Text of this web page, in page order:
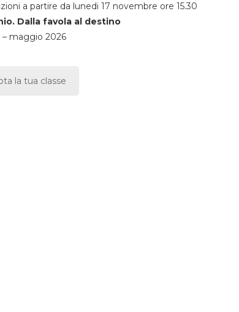
a partire da lunedi 17 novembre ore 15.30
Dalla favola al destino
– maggio 2026
la tua classe